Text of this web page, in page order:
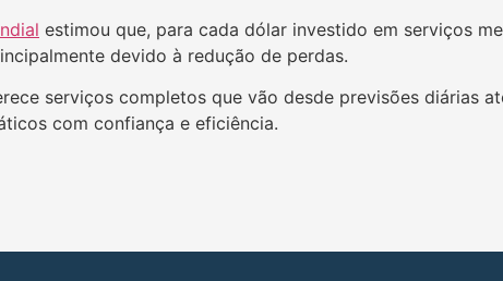
estimou que, para cada dólar investido em serviços
devido à redução de perdas.
serviços completos que vão desde previsões diárias
com confiança e eficiência.